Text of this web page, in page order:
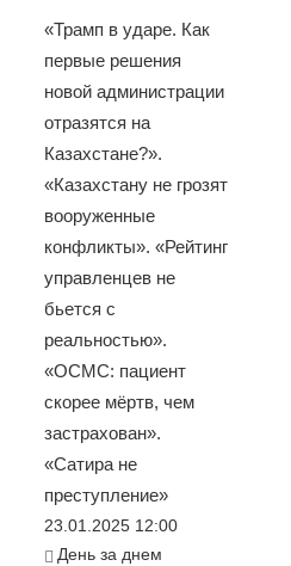
«Трамп в ударе. Как
первые решения
новой администрации
отразятся на
Казахстане?».
«Казахстану не грозят
вооруженные
конфликты». «Рейтинг
управленцев не
бьется с
реальностью».
«ОСМС: пациент
скорее мёртв, чем
застрахован».
«Сатира не
преступление»
23.01.2025 12:00
День за днем